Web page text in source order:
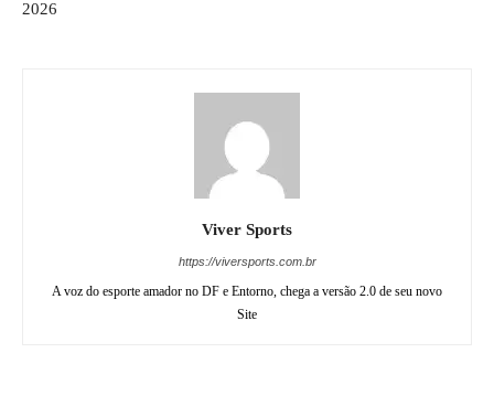
2026
Viver Sports
https://viversports.com.br
A voz do esporte amador no DF e Entorno, chega a versão 2.0 de seu novo
Site